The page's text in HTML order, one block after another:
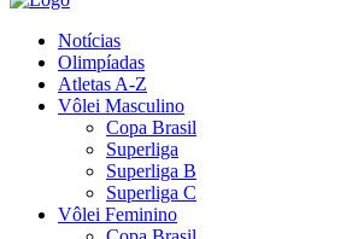
Notícias
Olimpíadas
Atletas A-Z
Vôlei Masculino
Copa Brasil
Superliga
Superliga B
Superliga C
Vôlei Feminino